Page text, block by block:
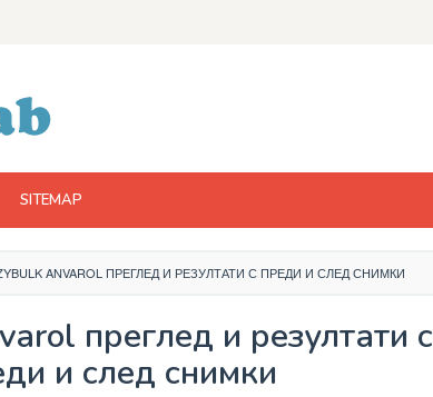
SITEMAP
ANVAROL ПРЕГЛЕД И РЕЗУЛТАТИ С ПРЕДИ И СЛЕД СНИМКИ
преглед и резултати с
и след снимки